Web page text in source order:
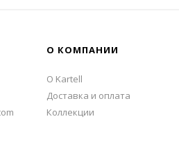
О КОМПАНИИ
О Kartell
Доставка и оплата
Коллекции